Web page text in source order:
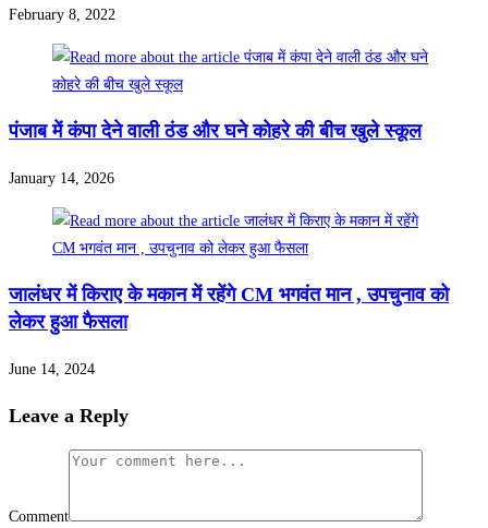
February 8, 2022
पंजाब में कंपा देने वाली ठंड और घने कोहरे की बीच खुले स्कूल
January 14, 2026
जालंधर में किराए के मकान में रहेंगे CM भगवंत मान , उपचुनाव को
लेकर हुआ फैसला
June 14, 2024
Leave a Reply
Comment